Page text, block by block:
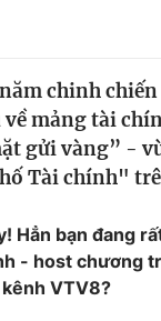
chinh
mảng tài
gửi vàng” -
Tài chính"
Hẳn bạn đang
- host chương
VTV8?